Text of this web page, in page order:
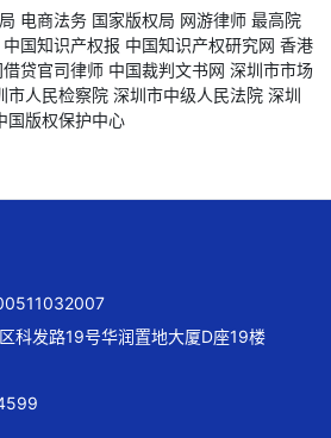
电商法务 国家版权局 网游律师 最高院
中国知识产权报 中国知识产权研究网 香港
贷官司律师 中国裁判文书网 深圳市市场
市人民检察院 深圳市中级人民法院 深圳
国版权保护中心
科发路19号华润置地大厦D座19楼